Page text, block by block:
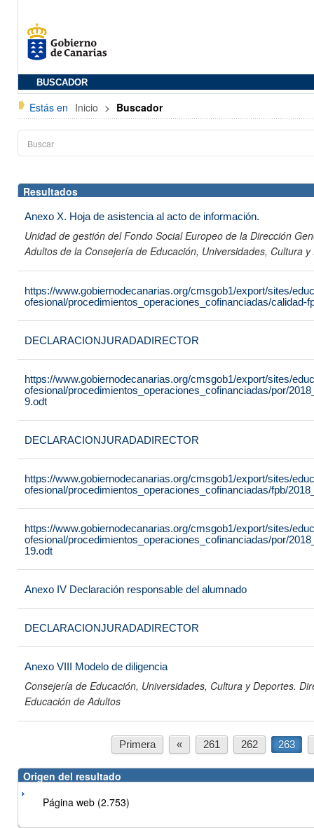
BUSCADOR
Estás en Inicio > Buscador
Resultados
Anexo X. Hoja de asistencia al acto de información.
Unidad de gestión del Fondo Social Europeo de la Dirección
Adultos de la Consejería de Educación, Universidades, Cultura y
https://www.gobiernodecanarias.org/cmsgob1/export/sites/
ofesional/procedimientos_operaciones_cofinanciadas/calidad-
DECLARACIONJURADADIRECTOR
https://www.gobiernodecanarias.org/cmsgob1/export/sites/
ofesional/procedimientos_operaciones_cofinanciadas/por/
9.odt
DECLARACIONJURADADIRECTOR
https://www.gobiernodecanarias.org/cmsgob1/export/sites/
ofesional/procedimientos_operaciones_cofinanciadas/fpb/
https://www.gobiernodecanarias.org/cmsgob1/export/sites/
ofesional/procedimientos_operaciones_cofinanciadas/por/
19.odt
Anexo IV Declaración responsable del alumnado
DECLARACIONJURADADIRECTOR
Anexo VIII Modelo de diligencia
Consejería de Educación, Universidades, Cultura y Deportes.
Educación de Adultos
Primera « 261 262 263
Origen del resultado
Página web (2.753)